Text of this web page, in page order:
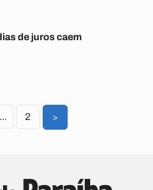
de juros caem
... 2 >